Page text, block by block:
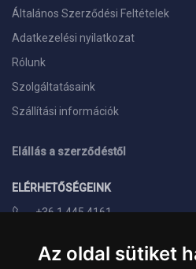
Az oldal sütiket
Általános Szerződési Feltételek
Adatkezelési nyilatkozat
Rólunk
Szolgáltatásaink
Szállítási információk
Elállás a szerződéstől
ELÉRHETŐSÉGEINK
+36 1 445 4161
info@landcomputer.hu